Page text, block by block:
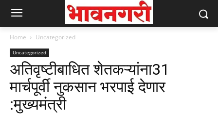
Home Uncategorized
Uncategorized
अतिवृष्टीबाधित शेतकऱ्यांना31
मार्चपूर्वी नुकसान भरपाई देणार
:मुख्यमंत्री